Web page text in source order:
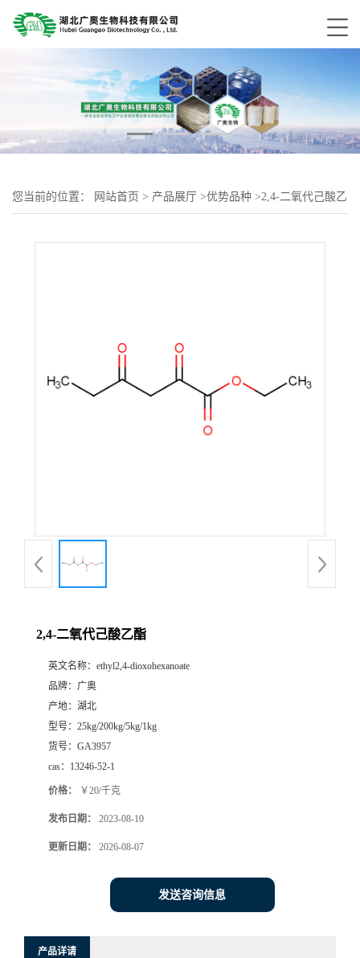
您当前的位置： 网站首页 > 产品展厅 >优势品种 >2,4-二氧代己酸乙
2,4-二氧代己酸乙酯
英文名称： ethyl2,4-dioxohexanoate
品牌： 广奥
产地： 湖北
型号： 25kg/200kg/5kg/1kg
货号： GA3957
cas： 13246-52-1
价格： ￥20/千克
发布日期： 2023-08-10
更新日期： 2026-08-07
发送咨询信息
产品详请